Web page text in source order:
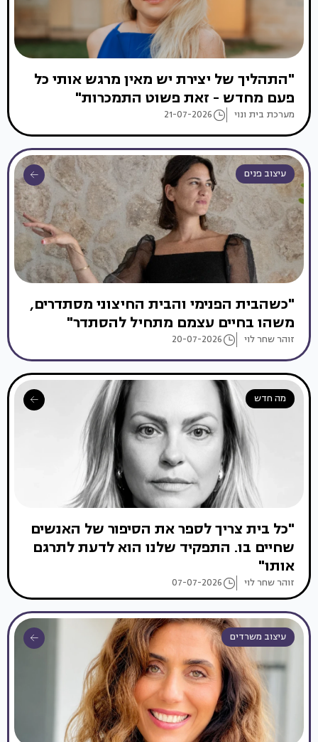
"התהליך של יצירת יש מאין מרגש אותי כל
פעם מחדש - זאת פשוט התמכרות"
מערכת בית ונוי 21-07-2026
עיצוב פנים
"כשהבית הפנימי והבית החיצוני מסתדרים,
משהו בחיים עצמם מתחיל להסתדר"
זוהר שחר לוי 20-07-2026
מה חדש
"כל בית צריך לספר את הסיפור של האנשים
שחיים בו. התפקיד שלנו הוא לדעת לתרגם
אותו"
זוהר שחר לוי 07-07-2026
עיצוב משרדים